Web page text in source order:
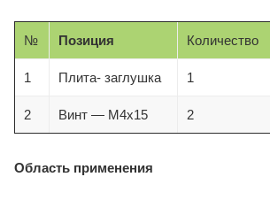
№ Позиция Количество
1 Плита- заглушка
1
2
Винт — M4x15 2
Область применения